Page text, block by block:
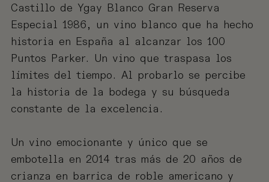
Castillo de Ygay Blanco Gran Reserva
Especial 1986, un vino blanco que ha hecho
historia en España al alcanzar los 100
Puntos Parker. Un vino que traspasa los
límites del tiempo. Al probarlo se percibe
la historia de la bodega y su búsqueda
constante de la excelencia.
Un vino emocionante y único que se
embotella en 2014 tras más de 20 años de
crianza en barrica de roble americano y